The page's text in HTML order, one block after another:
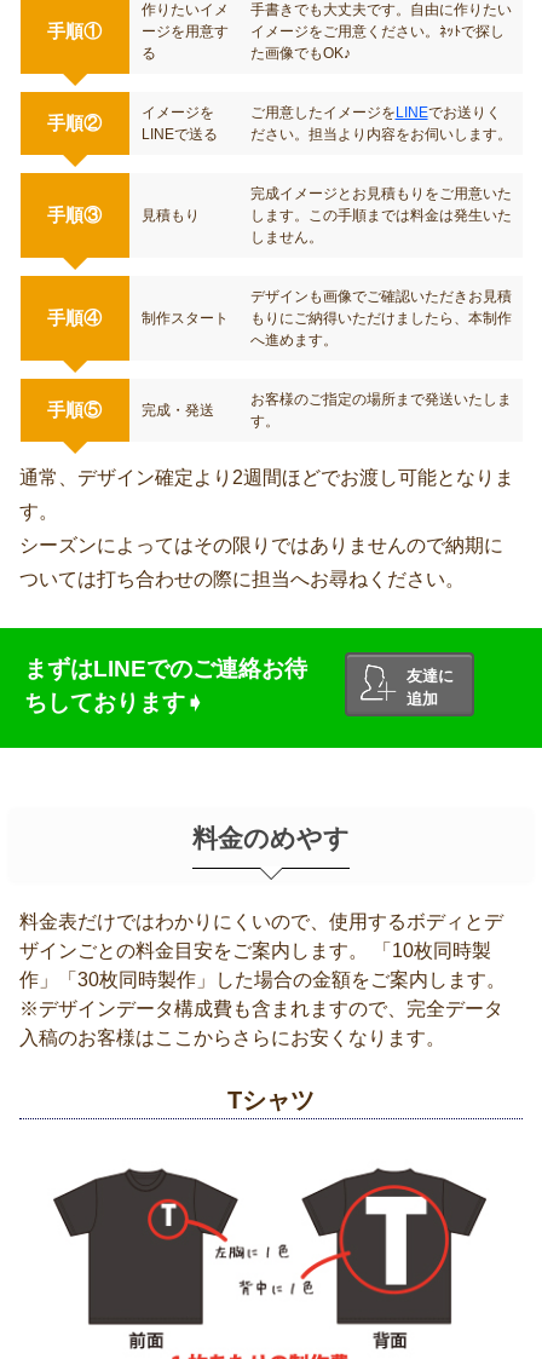
手順①
作りたいイメ
ージを用意す
る
手書きでも大丈夫です。自由に作りたい
イメージをご用意ください。ﾈｯﾄで探し
た画像でもOK♪
手順②
イメージを
LINEで送る
ご用意したイメージを LINEでお送りく
ださい。担当より内容をお伺いします。
手順③ 見積もり
完成イメージとお見積もりをご用意いた
します。この手順までは料金は発生いた
しません。
手順④ 制作スタート
デザインも画像でご確認いただきお見積
もりにご納得いただけましたら、本制作
へ進めます。
手順⑤ 完成・発送
お客様のご指定の場所まで発送いたしま
す。
通常、デザイン確定より2週間ほどでお渡し可能となりま
す。
シーズンによってはその限りではありませんので納期に
ついては打ち合わせの際に担当へお尋ねください。
まずはLINEでのご連絡お待
ちしております➧
友達に
追加
料金のめやす
料金表だけではわかりにくいので、使用するボディとデ
ザインごとの料金目安をご案内します。 「10枚同時製
作」「30枚同時製作」した場合の金額をご案内します。
※デザインデータ構成費も含まれますので、完全データ
入稿のお客様はここからさらにお安くなります。
Tシャツ